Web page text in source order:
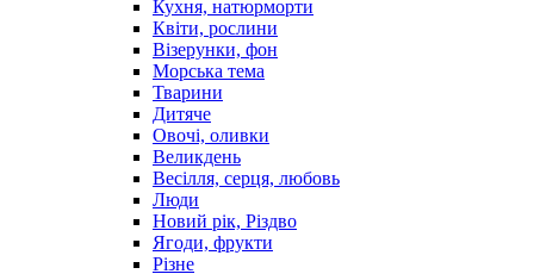
Кухня, натюрморти
Квіти, рослини
Візерунки, фон
Морська тема
Тварини
Дитяче
Овочі, оливки
Великдень
Весілля, серця, любовь
Люди
Новий рік, Різдво
Ягоди, фрукти
Різне